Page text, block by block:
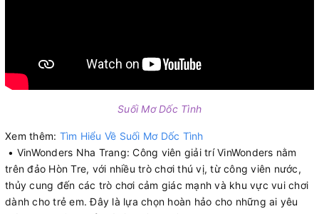
Suối Mơ Dốc Tình
Xem thêm: Tìm Hiểu Về Suối Mơ Dốc Tình
• VinWonders Nha Trang: Công viên giải trí VinWonders nằm
trên đảo Hòn Tre, với nhiều trò chơi thú vị, từ công viên nước,
thủy cung đến các trò chơi cảm giác mạnh và khu vực vui chơi
dành cho trẻ em. Đây là lựa chọn hoàn hảo cho những ai yêu